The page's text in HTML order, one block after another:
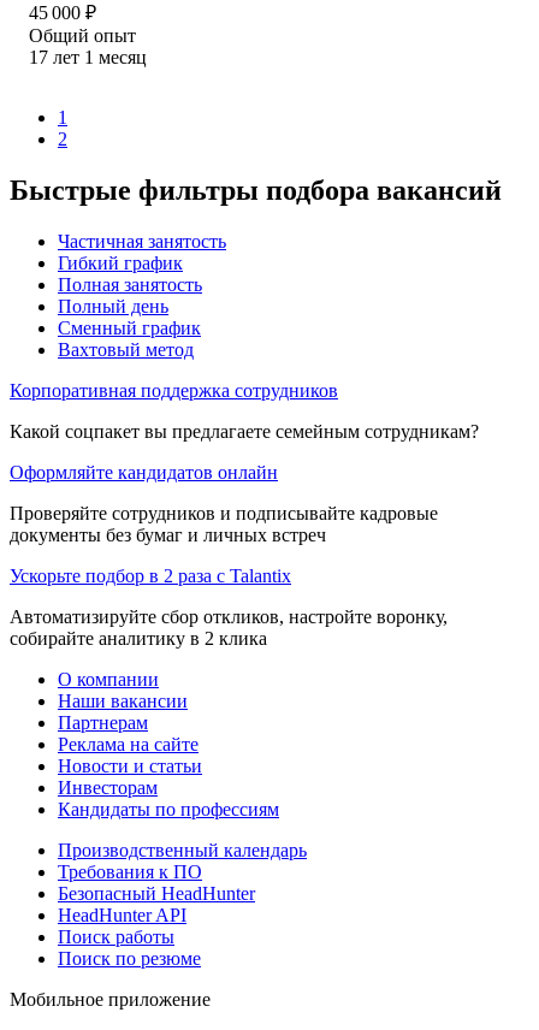
45 000 ₽
Общий опыт
17 лет 1 месяц
1
2
Быстрые фильтры подбора вакансий
Частичная занятость
Гибкий график
Полная занятость
Полный день
Сменный график
Вахтовый метод
Корпоративная поддержка сотрудников
Какой соцпакет вы предлагаете семейным сотрудникам?
Оформляйте кандидатов онлайн
Проверяйте сотрудников и подписывайте кадровые
документы без бумаг и личных встреч
Ускорьте подбор в 2 раза с Talantix
Автоматизируйте сбор откликов, настройте воронку,
собирайте аналитику в 2 клика
О компании
Наши вакансии
Партнерам
Реклама на сайте
Новости и статьи
Инвесторам
Кандидаты по профессиям
Производственный календарь
Требования к ПО
Безопасный HeadHunter
HeadHunter API
Поиск работы
Поиск по резюме
Мобильное приложение